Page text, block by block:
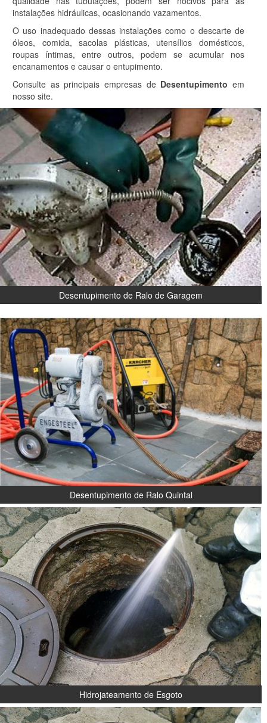
instalações hidráulicas, ocasionando vazamentos.
O uso inadequado dessas instalações como o descarte de
óleos, comida, sacolas plásticas, utensílios domésticos,
roupas íntimas, entre outros, podem se acumular nos
encanamentos e causar o entupimento.
Consulte as principais empresas de Desentupimento em
nosso site.
Desentupimento de Ralo de Garagem
Desentupimento de Ralo Quintal
Hidrojateamento de Esgoto